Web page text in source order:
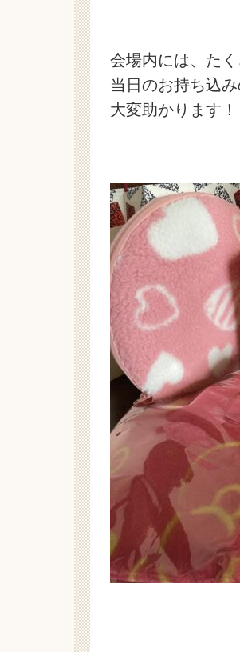
会場内には、た
当日のお持ち込
大変助かります！